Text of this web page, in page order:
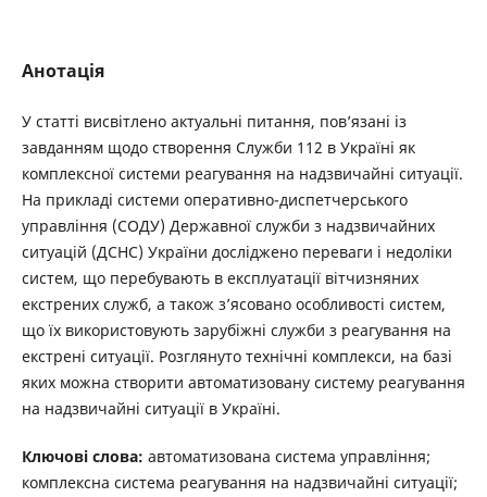
Анотація
У статті висвітлено актуальні питання, пов’язані із
завданням щодо створення Служби 112 в Україні як
комплексної системи реагування на надзвичайні ситуації.
На прикладі системи оперативно-диспетчерського
управління (СОДУ) Державної служби з надзвичайних
ситуацій (ДСНС) України досліджено переваги і недоліки
систем, що перебувають в експлуатації вітчизняних
екстрених служб, а також з’ясовано особливості систем,
що їх використовують зарубіжні служби з реагування на
екстрені ситуації. Розглянуто технічні комплекси, на базі
яких можна створити автоматизовану систему реагування
на надзвичайні ситуації в Україні.
Ключові слова: автоматизована система управління;
комплексна система реагування на надзвичайні ситуації;